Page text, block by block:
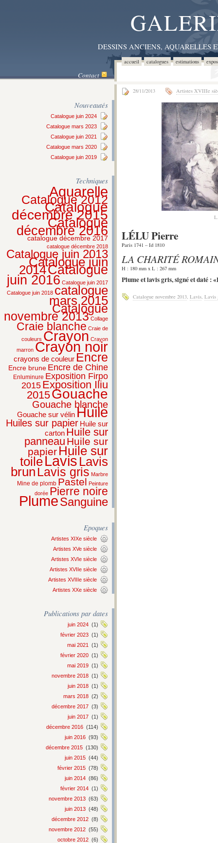
DESSINS ANCIENS,
accueil catalogues estimations
Contact
Nouveautés
Catalogue juin 2024
Catalogue mars 2023
Catalogue juin 2021
Catalogue mars 2020
Catalogue juin 2019
Techniques
Aquarelle
Catalogue 2012
Catalogue
décembre 2015
Catalogue
décembre 2016
catalogue décembre 2017
catalogue décembre 2018
Catalogue juin 2013
Catalogue juin
2014Catalogue
juin 2016 Catalogue juin 2017
Catalogue juin 2018 catalogue
mars 2015
Catalogue
novembre 2013 Collage
Craie blanche Craie de
couleurs Crayon Crayon
marron Crayon noir
crayons de couleur Encre
Encre brune Encre de Chine
Enluminure Exposition Firpo
2015 Exposition Iliu
2015Gouache
Gouache blanche
Gouache sur vélinHuile
Huiles sur papier Huile sur
carton Huile sur
panneau Huile sur
papier Huile sur
toileLavis Lavis
brun Lavis gris Marbre
Mine de plomb Pastel Peinture
dorée Pierre noire
PlumeSanguine
Epoques
Artistes XIXe siècle
Artistes XVe siècle
Artistes XVIe siècle
Artistes XVIIe siècle
Artistes XVIIIe siècle
Artistes XXe siècle
Publications par dates
juin 2024 (1)
février 2023 (1)
mai 2021
(1)
février 2020 (1)
mai 2019 (1)
novembre 2018 (1)
juin 2018 (1)
mars 2018 (2)
décembre 2017 (3)
juin 2017 (1)
décembre 2016 (114)
juin 2016 (93)
décembre 2015 (130)
juin 2015 (44)
février 2015 (78)
juin 2014 (86)
février 2014 (1)
novembre 2013 (63)
juin 2013 (48)
décembre 2012 (8)
novembre 2012 (55)
octobre 2012 (6)
28/11/2013 Artistes XVIIIe
LÉLU Pierre
Paris 1741 – Id 1810
LA CHARITÉ
H : 180 mm x L : 267 mm
Plume et lavis gris, signé et daté :
Catalogue novembre 2013 Lavis Lavis